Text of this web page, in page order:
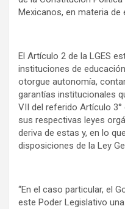
Mexicanos, en materia de
El Artículo 2 de la LGES
instituciones de
otorgue autonomía,
garantías institucionales
VII del referido Artículo
sus respectivas leyes
deriva de estas y, en lo
disposiciones de la Ley
“En el caso particular, el
este Poder Legislativo